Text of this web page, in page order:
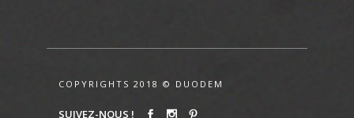
COPYRIGHTS 2018 © DUODEM
SUIVEZ-NOUS !